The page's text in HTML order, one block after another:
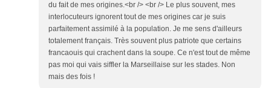
du fait de mes origines.<br /> <br /> Le plus souvent, mes
interlocuteurs ignorent tout de mes origines car je suis
parfaitement assimilé à la population. Je me sens d'ailleurs
totalement français. Très souvent plus patriote que certains
francaouis qui crachent dans la soupe. Ce n'est tout de même
pas moi qui vais siffler la Marseillaise sur les stades. Non
mais des fois !